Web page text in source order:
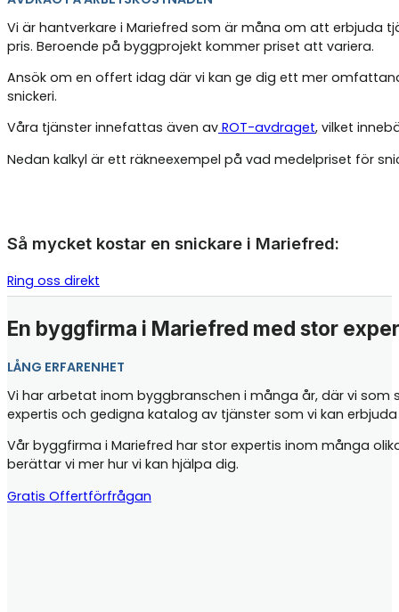
Vi är hantverkare i Mariefred som är måna om att erbjuda
pris. Beroende på byggprojekt kommer priset att variera.
Ansök om en offert idag där vi kan ge dig ett mer
snickeri.
Våra tjänster innefattas även av ROT-avdraget, vilket
Nedan kalkyl är ett räkneexempel på vad medelpriset för
Så mycket kostar en snickare i Mariefred:
Ring oss direkt
En byggfirma i Mariefred med stor
LÅNG ERFARENHET
Vi har arbetat inom byggbranschen i många år, där vi
expertis och gedigna katalog av tjänster som vi kan
Vår byggfirma i Mariefred har stor expertis inom många
berättar vi mer hur vi kan hjälpa dig.
Gratis Offertförfrågan